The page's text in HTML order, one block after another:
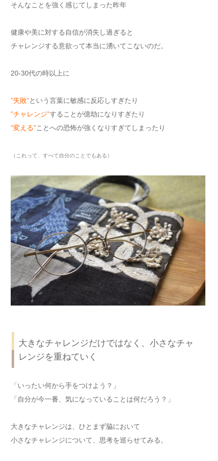
そんなことを強く感じてしまった昨年
健康や美に対する自信が消失し過ぎると
チャレンジする意欲って本当に湧いてこないのだ。
20-30代の時以上に
”失敗”という言葉に敏感に反応しすぎたり
”チャレンジ”することが億劫になりすぎたり
”変える”ことへの恐怖が強くなりすぎてしまったり
（これって、すべて自分のことでもある）
大きなチャレンジだけではなく、小さなチャ
レンジを重ねていく
「いったい何から手をつけよう？」
「自分が今一番、気になっていることは何だろう？」
大きなチャレンジは、ひとまず脇において
小さなチャレンジについて、思考を巡らせてみる。